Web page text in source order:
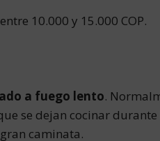
10.000 y 15.000 COP.
a fuego lento.
se dejan cocinar durante
caminata.